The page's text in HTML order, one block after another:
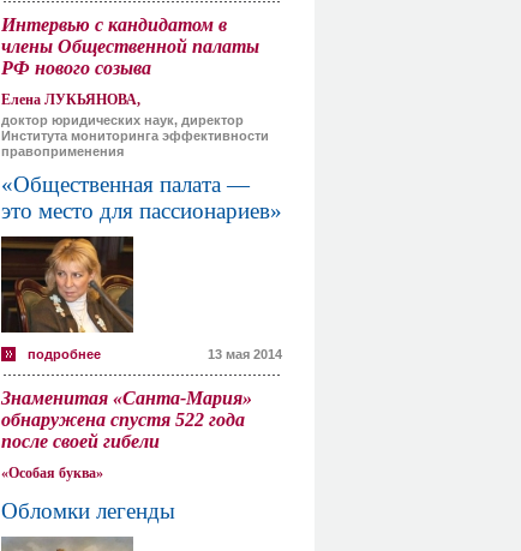
Интервью с кандидатом в
члены Общественной палаты
РФ нового созыва
Елена ЛУКЬЯНОВА,
доктор юридических наук, директор
Института мониторинга эффективности
правоприменения
«Общественная палата —
это место для пассионариев»
подробнее 13 мая 2014
Знаменитая «Санта-Мария»
обнаружена спустя 522 года
после своей гибели
«Особая буква»
Обломки легенды